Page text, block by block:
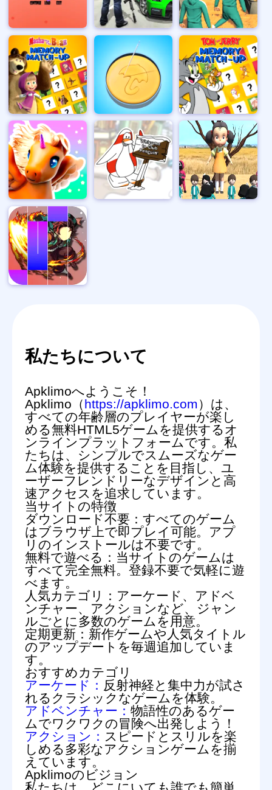
私たちについて
Apklimoへようこそ！
Apklimo（https://apklimo.com）は、
すべての年齢層のプレイヤーが楽し
める無料HTML5ゲームを提供するオ
ンラインプラットフォームです。私
たちは、シンプルでスムーズなゲー
ム体験を提供することを目指し、ユ
ーザーフレンドリーなデザインと高
速アクセスを追求しています。
当サイトの特徴
ダウンロード不要：すべてのゲーム
はブラウザ上で即プレイ可能。アプ
リのインストールは不要です。
無料で遊べる： 当サイトのゲームは
すべて完全無料。登録不要で気軽に遊
べます。
人気カテゴリ： アーケード、アドベ
ンチャー、アクションなど、ジャン
ルごとに多数のゲームを用意。
定期更新： 新作ゲームや人気タイトル
のアップデートを毎週追加していま
す。
おすすめカテゴリ
アーケード： 反射神経と集中力が試さ
れるクラシックなゲームを体験。
アドベンチャー：物語性のあるゲー
ムでワクワクの冒険へ出発しよう！
アクション： スピードとスリルを楽
しめる多彩なアクションゲームを揃
えています。
Apklimoのビジョン